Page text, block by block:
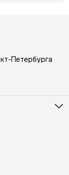
Петербурга